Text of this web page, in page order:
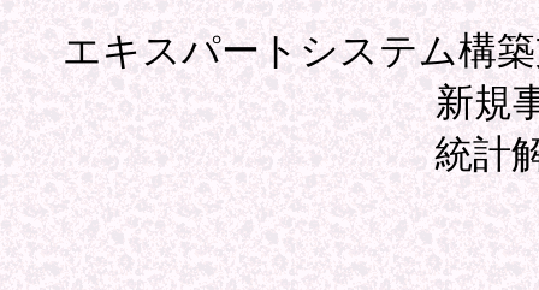
エキスパートシステム構
新規
統計